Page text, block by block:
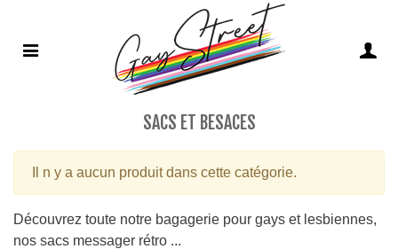
SACS ET BESACES
Il n y a aucun produit dans cette catégorie.
Découvrez toute notre bagagerie pour gays et lesbiennes,
nos sacs messager rétro ...